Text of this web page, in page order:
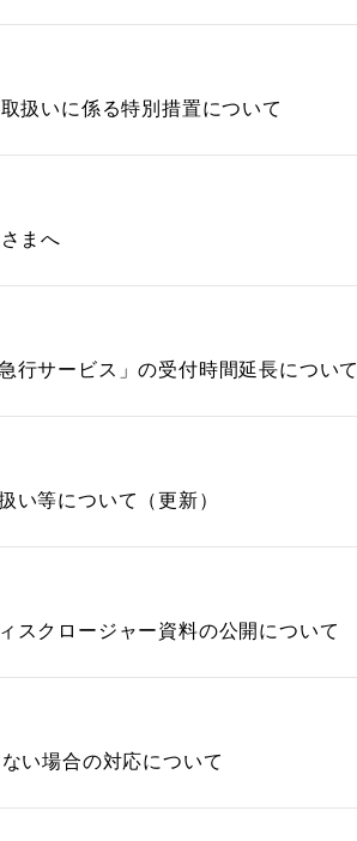
扱いに係る特別措置について
まへ
行サービス」の受付時間延長について
い等について（更新）
スクロージャー資料の公開について
い場合の対応について